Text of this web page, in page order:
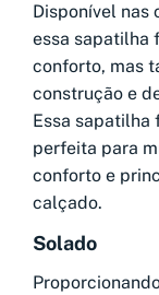
Disponível nas
essa sapatilha
conforto, mas
construção e
Essa sapatilha
perfeita para
conforto e
calçado.
Solado